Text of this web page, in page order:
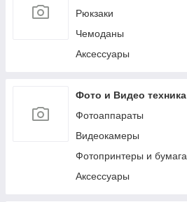
Рюкзаки
Чемоданы
Аксессуары
Фото и Видео техника
Фотоаппараты
Видеокамеры
Фотопринтеры и бумага
Аксессуары